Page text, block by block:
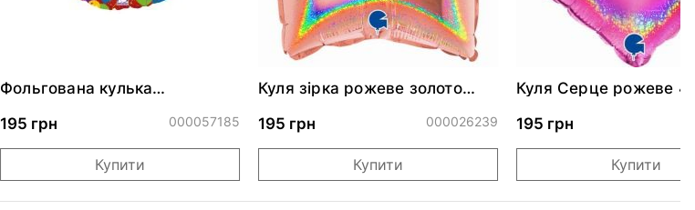
Фольгована кулька
ДР"
195 грн 000057185
Купити
Куля зірка рожеве золото
195 грн
000026239
Купити
Куля Серце рожеве
195 грн
Купити